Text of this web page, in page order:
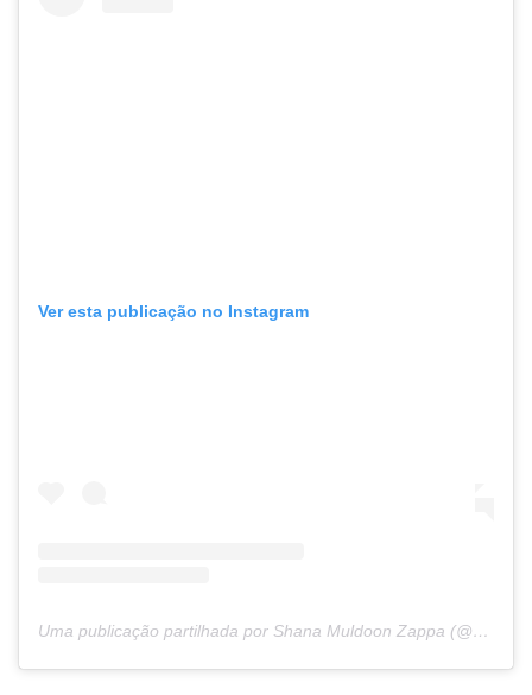
Ver esta publicação no Instagram
Uma publicação partilhada por Shana Muldoon Zappa (@shanazappa)